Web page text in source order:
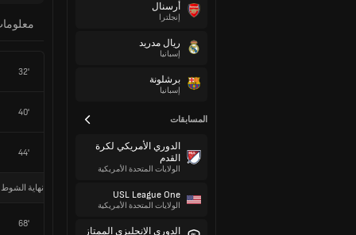
أرسنال
إنجلترا
ريال مدريد
إسبانيا
برشلونة
إسبانيا
المسابقات
الدوري الأمريكي لكرة
القدم
الولايات المتحدة الأمريكية
USL League One
الولايات المتحدة الأمريكية
الدوري الإنجليزي الممتاز
32'
40'
44'
نهاية الشوط
68'